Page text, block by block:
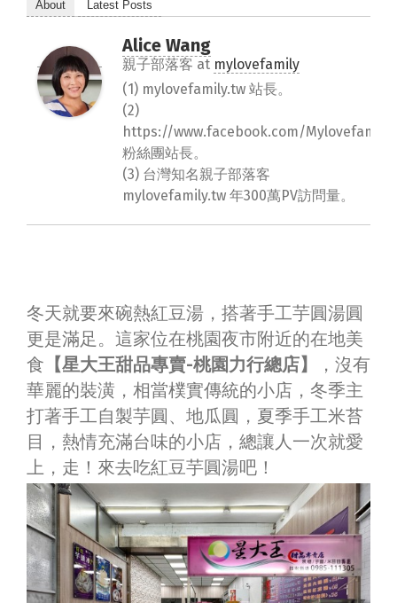
About Latest Posts
Alice Wang
親子部落客 at mylovefamily
(1) mylovefamily.tw 站長。
(2)
https://www.facebook.com/
粉絲團站長。
(3) 台灣知名親子部落客
mylovefamily.tw 年300萬PV訪問量。
冬天就要來碗熱紅豆湯，搭著手工芋圓湯圓
更是滿足。這家位在桃園夜市附近的在地美
食 【星大王甜品專賣-桃園力行總店】
，沒有
華麗的裝潢，相當樸實傳統的小店，冬季主
打著手工自製芋圓、地瓜圓，夏季手工米苔
目，熱情充滿台味的小店，總讓人一次就愛
上，走！來去吃紅豆芋圓湯吧！